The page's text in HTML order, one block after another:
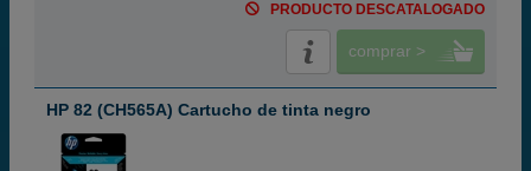
PRODUCTO DESCATALOGADO
comprar >
HP 82 (CH565A) Cartucho de tinta negro